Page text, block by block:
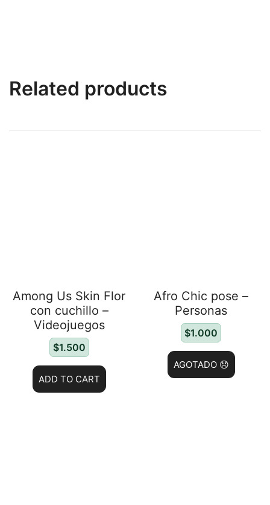
Related products
Among Us Skin Flor
con cuchillo –
Videojuegos
$1.500
ADD TO CART
Afro Chic pose –
Personas
$1.000
AGOTADO 😞